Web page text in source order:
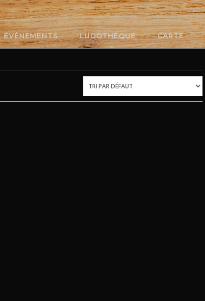
ÉVÉNEMENTS LUDOTHÈQUE CARTE